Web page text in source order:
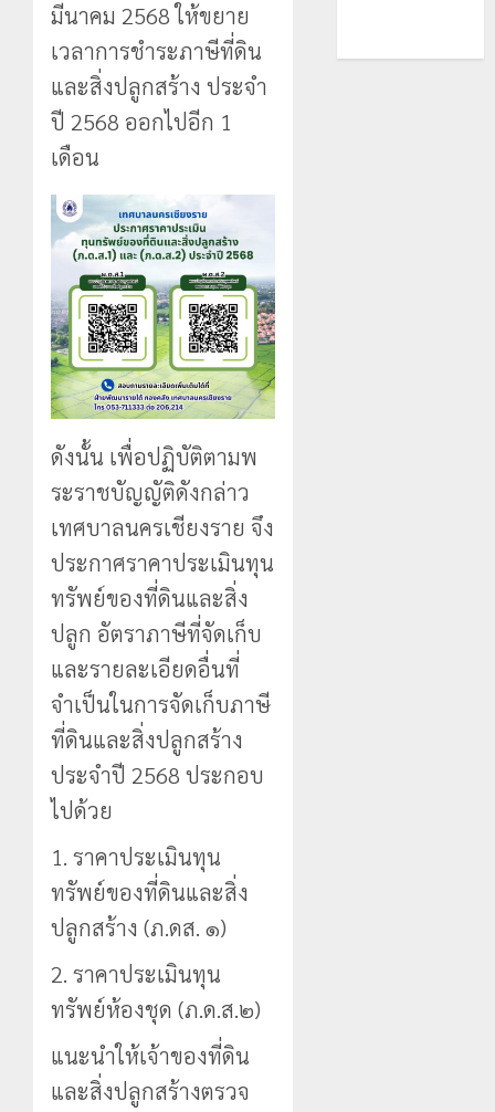
มีนาคม 2568 ให้ขยาย
เวลาการชำระภาษีที่ดิน
และสิ่งปลูกสร้าง ประจำ
ปี 2568 ออกไปอีก 1
เดือน
ดังนั้น เพื่อปฏิบัติตามพ
ระราชบัญญัติดังกล่าว
เทศบาลนครเชียงราย จึง
ประกาศราคาประเมินทุน
ทรัพย์ของที่ดินและสิ่ง
ปลูก อัตราภาษีที่จัดเก็บ
และรายละเอียดอื่นที่
จำเป็นในการจัดเก็บภาษี
ที่ดินและสิ่งปลูกสร้าง
ประจำปี 2568 ประกอบ
ไปด้วย
1. ราคาประเมินทุน
ทรัพย์ของที่ดินและสิ่ง
ปลูกสร้าง (ภ.ดส. ๑)
2. ราคาประเมินทุน
ทรัพย์ห้องชุด (ภ.ด.ส.๒)
แนะนำให้เจ้าของที่ดิน
และสิ่งปลูกสร้างตรวจ